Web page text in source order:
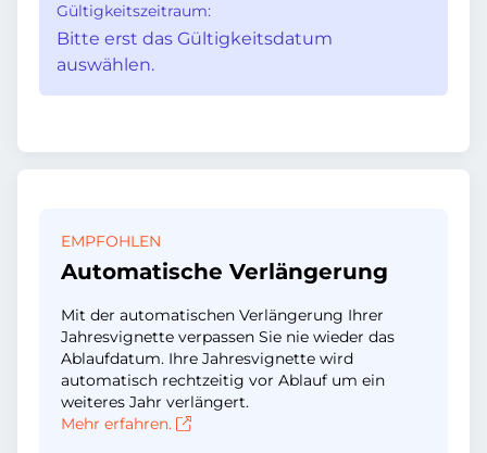
Gültigkeitszeitraum:
Bitte erst das Gültigkeitsdatum
auswählen.
EMPFOHLEN
Automatische Verlängerung
Mit der automatischen Verlängerung Ihrer
Jahresvignette verpassen Sie nie wieder das
Ablaufdatum. Ihre Jahresvignette wird
automatisch rechtzeitig vor Ablauf um ein
weiteres Jahr verlängert.
Mehr erfahren.